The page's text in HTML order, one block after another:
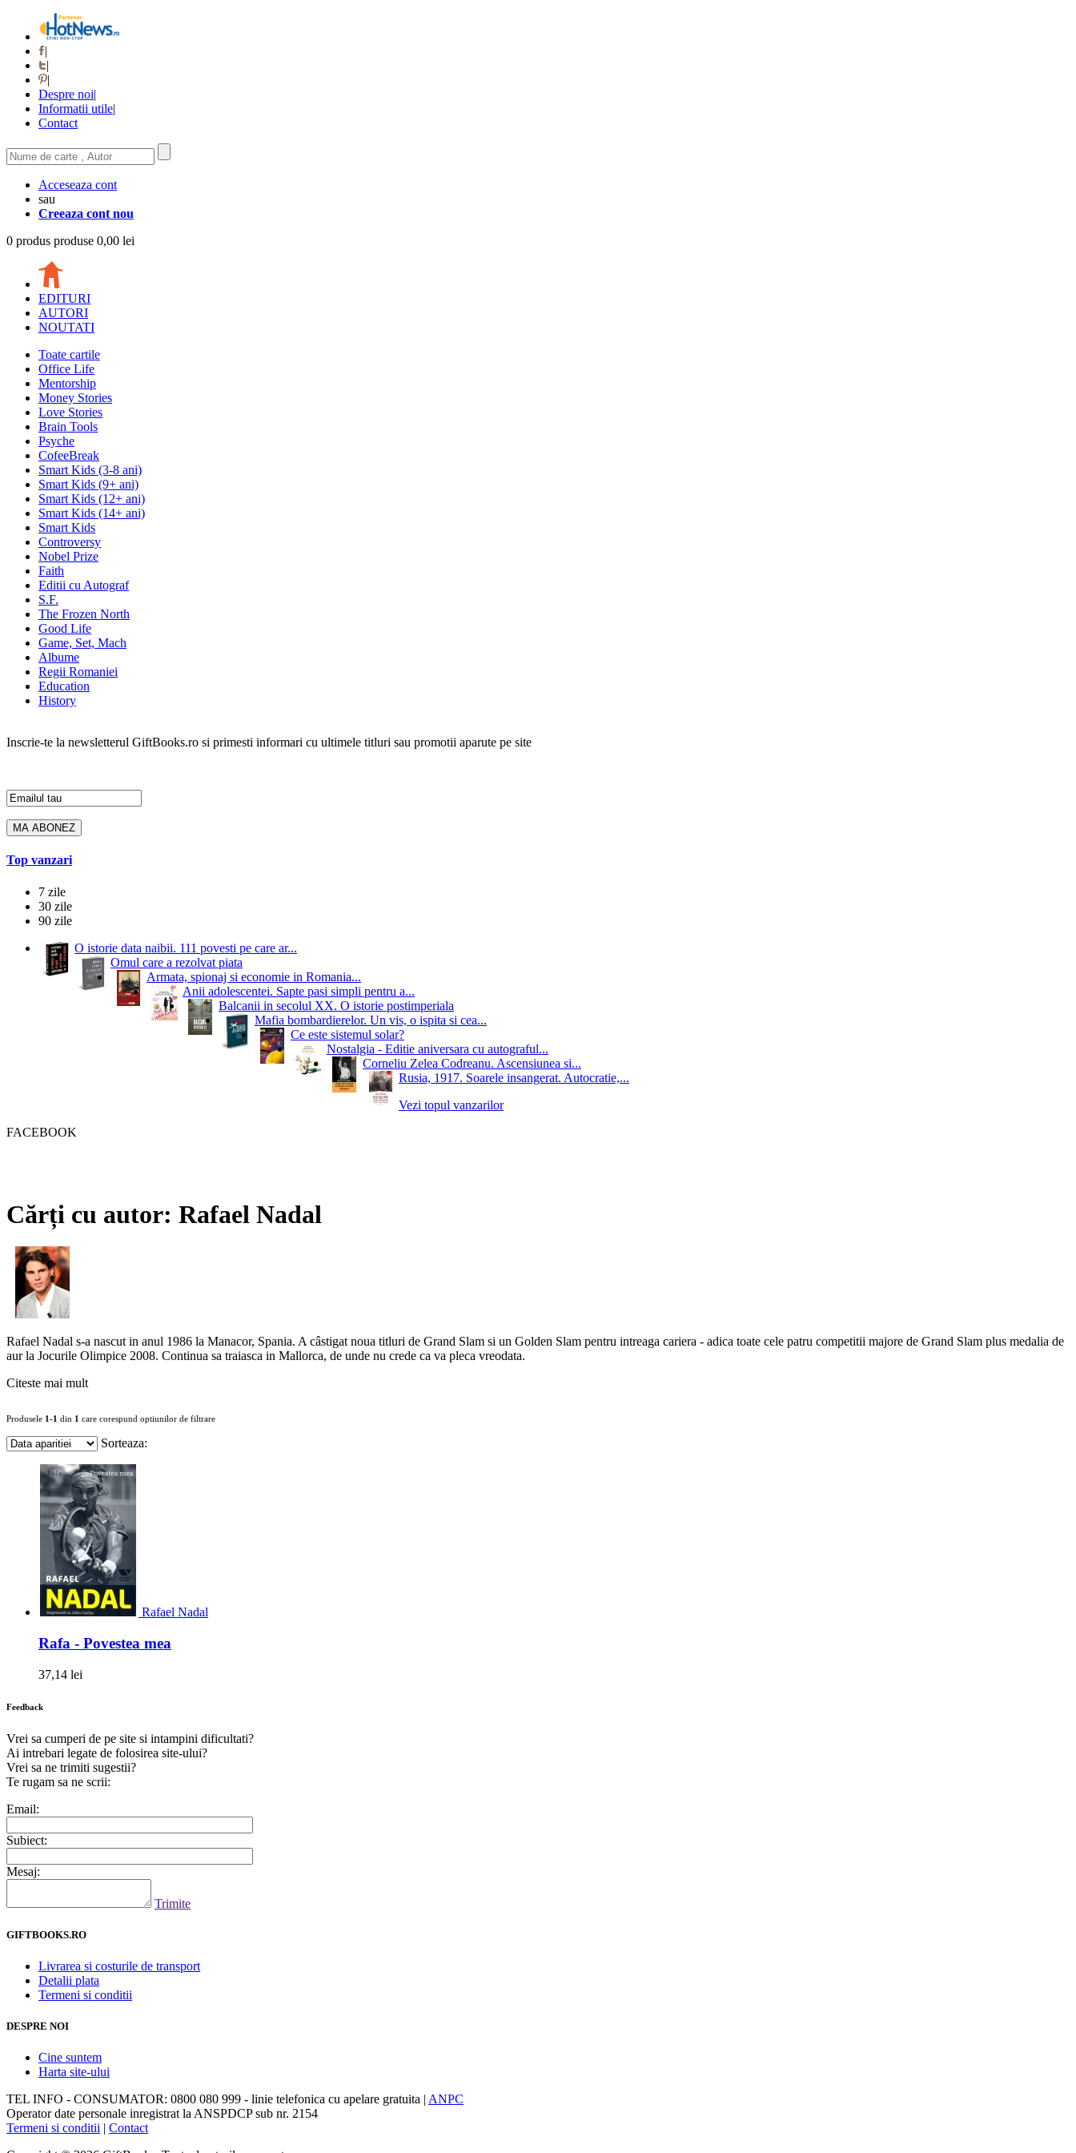
|
|
|
Despre noi|
Informatii utile|
Contact
Acceseaza cont
sau
Creeaza cont nou
0 produs produse 0,00 lei
EDITURI
AUTORI
NOUTATI
Toate cartile
Office Life
Mentorship
Money Stories
Love Stories
Brain Tools
Psyche
CofeeBreak
Smart Kids (3-8 ani)
Smart Kids (9+ ani)
Smart Kids (12+ ani)
Smart Kids (14+ ani)
Smart Kids
Controversy
Nobel Prize
Faith
Editii cu Autograf
S.F.
The Frozen North
Good Life
Game, Set, Mach
Albume
Regii Romaniei
Education
History
Inscrie-te la newsletterul GiftBooks.ro si primesti informari cu ultimele titluri sau promotii aparute pe site
Top vanzari
7 zile
30 zile
90 zile
O istorie data naibii. 111 povesti pe care ar...
Omul care a rezolvat piata
Armata, spionaj si economie in Romania...
Anii adolescentei. Sapte pasi simpli pentru a...
Balcanii in secolul XX. O istorie postimperiala
Mafia bombardierelor. Un vis, o ispita si cea...
Ce este sistemul solar?
Nostalgia - Editie aniversara cu autograful...
Corneliu Zelea Codreanu. Ascensiunea si...
Rusia, 1917. Soarele insangerat. Autocratie,...
Vezi topul vanzarilor
FACEBOOK
Cărți cu autor: Rafael Nadal
Rafael Nadal s-a nascut in anul 1986 la Manacor, Spania. A câstigat noua titluri de Grand Slam si un Golden Slam pentru intreaga cariera - adica toate cele patru competitii majore de Grand Slam plus medalia de
aur la Jocurile Olimpice 2008. Continua sa traiasca in Mallorca, de unde nu crede ca va pleca vreodata.
Citeste mai mult
Produsele 1-1 din 1 care corespund optiunilor de filtrare
Sorteaza:
Rafael Nadal
Rafa - Povestea mea
37,14 lei
Feedback
Vrei sa cumperi de pe site si intampini dificultati?
Ai intrebari legate de folosirea site-ului?
Vrei sa ne trimiti sugestii?
Te rugam sa ne scrii:
Email:
Subiect:
Mesaj:
Trimite
GIFTBOOKS.RO
Livrarea si costurile de transport
Detalii plata
Termeni si conditii
DESPRE NOI
Cine suntem
Harta site-ului
TEL INFO - CONSUMATOR: 0800 080 999 - linie telefonica cu apelare gratuita | ANPC
Operator date personale inregistrat la ANSPDCP sub nr. 2154
Termeni si conditii
Contact